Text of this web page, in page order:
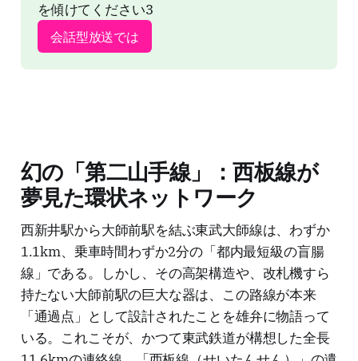
を傾けてください3
会話型放送では
幻の「第二山手線」：西板線が
夢見た環状ネットワーク
西新井駅から大師前駅を結ぶ東武大師線は、わずか
1.1km、乗車時間わずか2分の「都内最短級の盲腸
線」である。しかし、その高架構造や、改札機すら
持たない大師前駅の巨大な器は、この路線が本来
「通過点」として設計されたことを雄弁に物語って
いる。これこそが、かつて東武鉄道が構想した全長